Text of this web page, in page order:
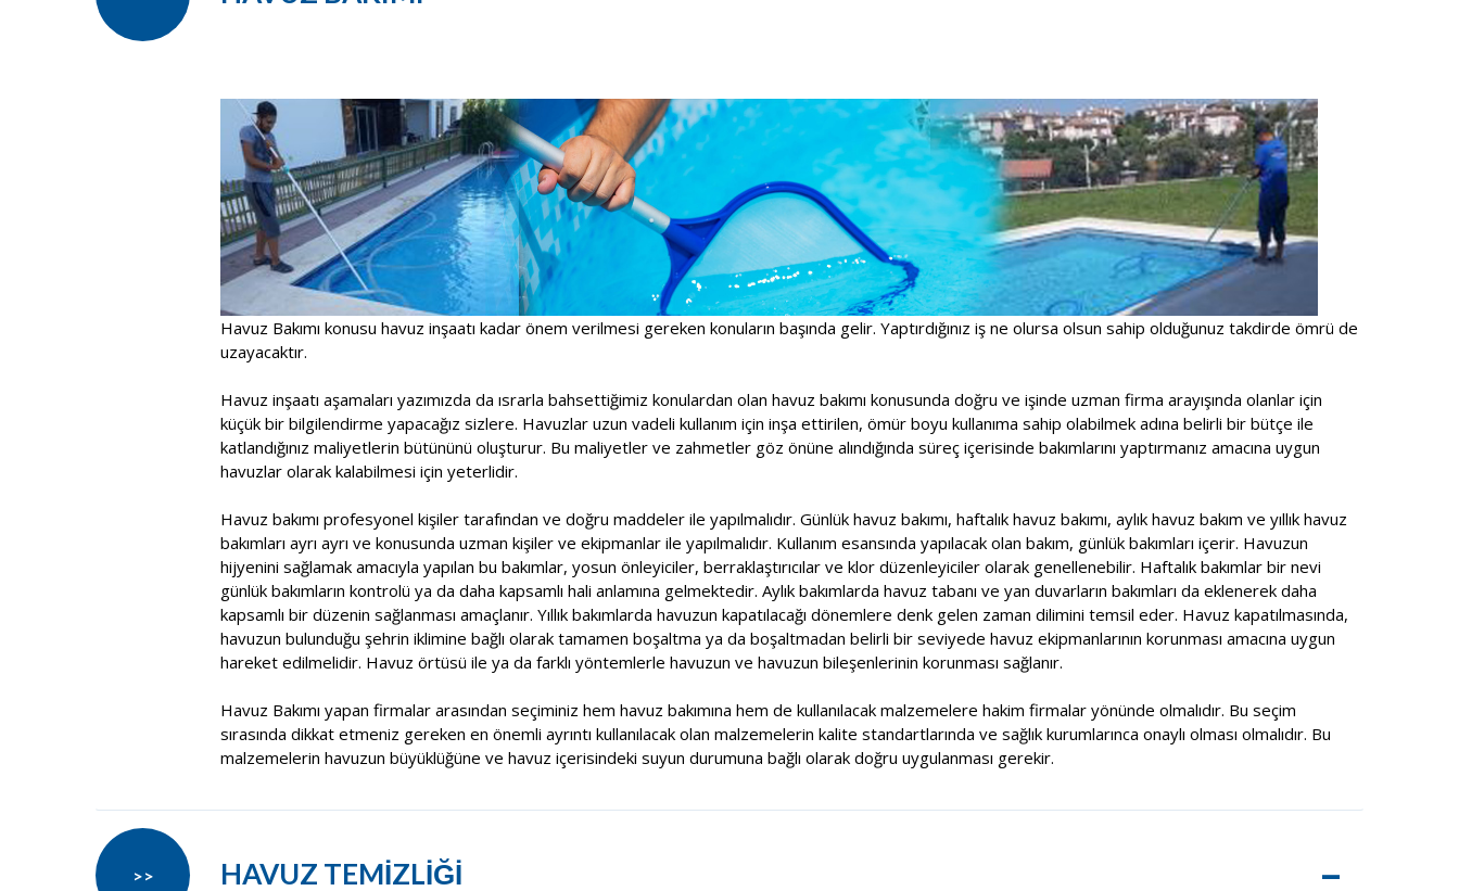
Havuz Bakımı konusu havuz inşaatı kadar önem verilmesi gereken konuların başında gelir. Yaptırdığınız iş ne olursa olsun sahip olduğunuz takdirde ömrü de
uzayacaktır.
Havuz inşaatı aşamaları yazımızda da ısrarla bahsettiğimiz konulardan olan havuz bakımı konusunda doğru ve işinde uzman firma arayışında olanlar için
küçük bir bilgilendirme yapacağız sizlere. Havuzlar uzun vadeli kullanım için inşa ettirilen, ömür boyu kullanıma sahip olabilmek adına belirli bir bütçe ile
katlandığınız maliyetlerin bütününü oluşturur. Bu maliyetler ve zahmetler göz önüne alındığında süreç içerisinde bakımlarını yaptırmanız amacına uygun
havuzlar olarak kalabilmesi için yeterlidir.
Havuz bakımı profesyonel kişiler tarafından ve doğru maddeler ile yapılmalıdır. Günlük havuz bakımı, haftalık havuz bakımı, aylık havuz bakım ve yıllık havuz
bakımları ayrı ayrı ve konusunda uzman kişiler ve ekipmanlar ile yapılmalıdır. Kullanım esansında yapılacak olan bakım, günlük bakımları içerir. Havuzun
hijyenini sağlamak amacıyla yapılan bu bakımlar, yosun önleyiciler, berraklaştırıcılar ve klor düzenleyiciler olarak genellenebilir. Haftalık bakımlar bir nevi
günlük bakımların kontrolü ya da daha kapsamlı hali anlamına gelmektedir. Aylık bakımlarda havuz tabanı ve yan duvarların bakımları da eklenerek daha
kapsamlı bir düzenin sağlanması amaçlanır. Yıllık bakımlarda havuzun kapatılacağı dönemlere denk gelen zaman dilimini temsil eder. Havuz kapatılmasında,
havuzun bulunduğu şehrin iklimine bağlı olarak tamamen boşaltma ya da boşaltmadan belirli bir seviyede havuz ekipmanlarının korunması amacına uygun
hareket edilmelidir. Havuz örtüsü ile ya da farklı yöntemlerle havuzun ve havuzun bileşenlerinin korunması sağlanır.
Havuz Bakımı yapan firmalar arasından seçiminiz hem havuz bakımına hem de kullanılacak malzemelere hakim firmalar yönünde olmalıdır. Bu seçim
sırasında dikkat etmeniz gereken en önemli ayrıntı kullanılacak olan malzemelerin kalite standartlarında ve sağlık kurumlarınca onaylı olması olmalıdır. Bu
malzemelerin havuzun büyüklüğüne ve havuz içerisindeki suyun durumuna bağlı olarak doğru uygulanması gerekir.
HAVUZ TEMİZLİĞİ –
>>